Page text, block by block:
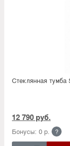
Стеклянная тумба
12 790 руб.
Бонусы: 0 р. ?